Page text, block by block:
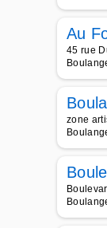
Au
45 rue
zone